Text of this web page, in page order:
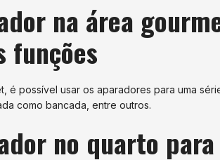
na área
funções
é possível usar os aparadores para uma
como bancada, entre outros.
no quarto